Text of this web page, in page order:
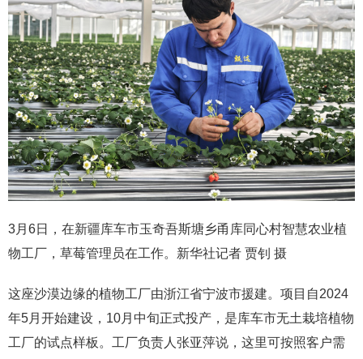
3月6日，在新疆库车市玉奇吾斯塘乡甬库同心村智慧农业植
物工厂，草莓管理员在工作。新华社记者 贾钊 摄
这座沙漠边缘的植物工厂由浙江省宁波市援建。项目自2024
年5月开始建设，10月中旬正式投产，是库车市无土栽培植物
工厂的试点样板。工厂负责人张亚萍说，这里可按照客户需